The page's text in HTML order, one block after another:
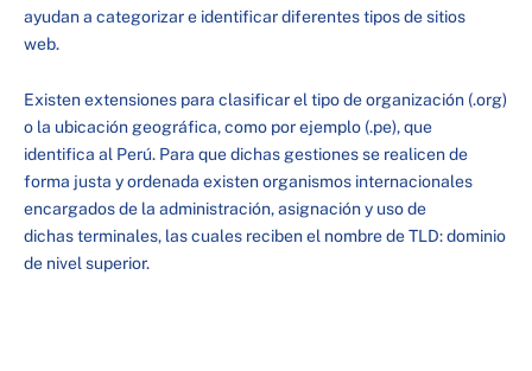
ayudan a categorizar e identificar diferentes tipos de sitios
web.
Existen extensiones para clasificar el tipo de organización (.org)
o la ubicación geográfica, como por ejemplo (.pe), que
identifica al Perú. Para que dichas gestiones se realicen de
forma justa y ordenada existen organismos internacionales
encargados de la administración, asignación y uso de
dichas terminales, las cuales reciben el nombre de TLD: dominio
de nivel superior.